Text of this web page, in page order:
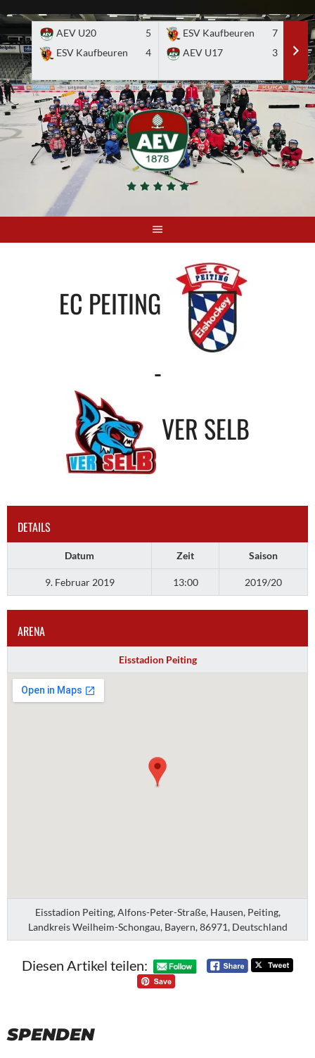
to
content
AEV U20
5
ESV Kaufbeuren
4
ESV Kaufbeuren
7
AEV U17
3
EC PEITING
-
VER SELB
DETAILS
Datum Zeit Saison
9. Februar 2019 13:00 2019/20
ARENA
Eisstadion Peiting
Eisstadion Peiting, Alfons-Peter-Straße, Hausen, Peiting,
Landkreis Weilheim-Schongau, Bayern, 86971, Deutschland
Diesen Artikel teilen:
SPENDEN